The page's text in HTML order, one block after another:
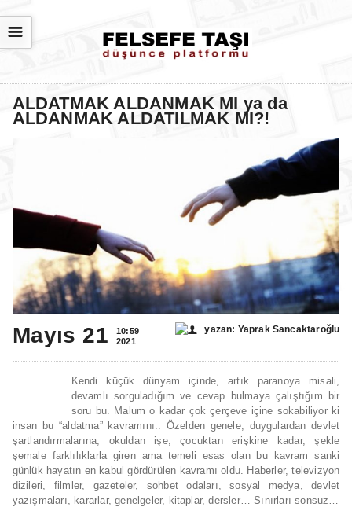
☰
ALDATMAK ALDANMAK MI ya da
ALDANMAK ALDATILMAK MI?!
Mayıs 21
10:59
2021
yazan: Yaprak Sancaktaroğlu
Kendi küçük dünyam içinde, artık paranoya misali,
devamlı sorguladığım ve cevap bulmaya çalıştığım bir
soru bu. Malum o kadar çok çerçeve içine sokabiliyor ki
insan bu “aldatma” kavramını.. Özelden genele, duygulardan devlet
şartlandırmalarına, okuldan işe, çocuktan erişkine kadar, şekle
şemale farklılıklarla giren ama temeli esas olan bu kavram sanki
günlük hayatın en kabul gördürülen kavramı oldu. Haberler, televizyon
dizileri, filmler, gazeteler, sohbet odaları, sosyal medya, devlet
yazışmaları, kararlar, genelgeler, kitaplar, dersler… Sınırları sonsuz…